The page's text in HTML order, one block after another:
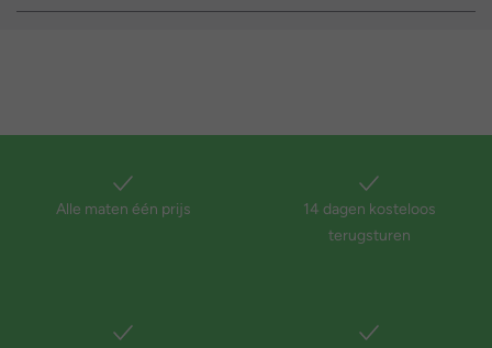
Alle maten één prijs
14 dagen kosteloos
terugsturen